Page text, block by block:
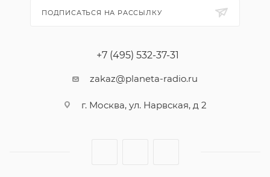
ПОДПИСАТЬСЯ НА РАССЫЛКУ
+7 (495) 532-37-31
zakaz@planeta-radio.ru
г. Москва, ул. Нарвская, д 2